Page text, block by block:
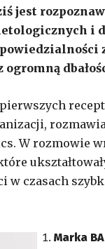
jest
i
pierwszych
W rozmowie
w czasach
Marka